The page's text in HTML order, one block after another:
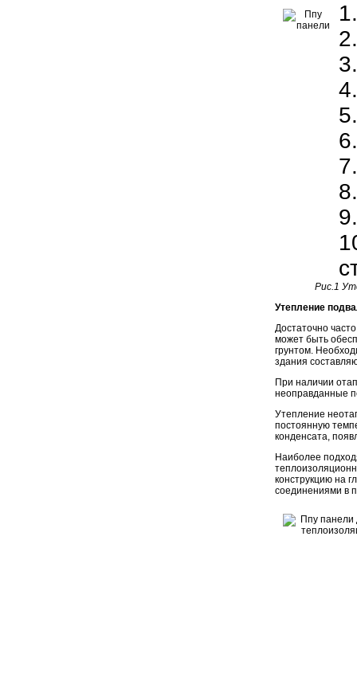
Рис.1
Утепление
Достаточно
может быть
грунтом.
здания
При наличии
неоправданные
Утепление
постоянную
конденсата,
Наиболее
конструкцию на
соединениями в